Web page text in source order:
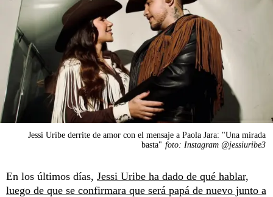
Jessi Uribe derrite de amor con el mensaje a Paola Jara: "Una mirada
basta" foto: Instagram @jessiuribe3
En los últimos días, Jessi Uribe ha dado de qué hablar,
luego de que se confirmara que será papá de nuevo junto a